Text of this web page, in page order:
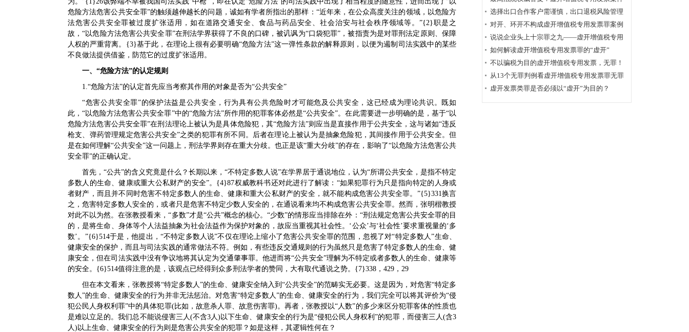
危险方法危害公共安全罪”的触须越伸越长的问题，诚如有学者所指出的那样：“近年来，在公众高度关注的领域，以危险方
法危害公共安全罪被过度扩张适用，如在道路交通安全、食品与药品安全、社会治安与社会秩序领域等。”{2}职是之
故，“以危险方法危害公共安全罪”在刑法学界获得了不良的口碑，被讥讽为“口袋犯罪”，被指责为是对罪刑法定原则、保障
人权的严重背离。{3}基于此，在理论上很有必要明确“危险方法”这一弹性条款的解释原则，以便为遏制司法实践中的某些
不良做法提供借鉴，防范它的过度扩张适用。
一、“危险方法”的认定规则
1.“危险方法”的认定首先应当考察其作用的对象是否为“公共安全”
“危害公共安全罪”的保护法益是公共安全，行为具有公共危险时才可能危及公共安全，这已经成为理论共识。既如
此，“以危险方法危害公共安全罪”中的“危险方法”所作用的犯罪客体必然是“公共安全”。在此需要进一步明确的是，基于“以
危险方法危害公共安全罪”在刑法理论上被认为是具体危险犯，其“危险方法”则应当是直接作用于公共安全，这与诸如“违反
枪支、弹药管理规定危害公共安全”之类的犯罪有所不同。后者在理论上被认为是抽象危险犯，其间接作用于公共安全。但
是在如何理解“公共安全”这一问题上，刑法学界则存在重大分歧。也正是该“重大分歧”的存在，影响了“以危险方法危害公共
安全罪”的正确认定。
首先，“公共”的含义究竟是什么？长期以来，“不特定多数人说”在学界居于通说地位，认为“所谓公共安全，是指不特定
多数人的生命、健康或重大公私财产的安全”。{4}87权威教科书还对此进行了解读：“如果犯罪行为只是指向特定的人身或
者财产，而且并不同时危害不特定多数人的生命、健康和重大公私财产的安全，就不能构成危害公共安全罪。”{5}331换言
之，危害特定多数人安全的，或者只是危害不特定少数人安全的，在通说看来均不构成危害公共安全罪。然而，张明楷教授
对此不以为然。在张教授看来，“多数”才是“公共”概念的核心。“少数”的情形应当排除在外：“刑法规定危害公共安全罪的目
的，是将生命、身体等个人法益抽象为社会法益作为保护对象的，故应当重视其社会性。‘公众’与‘社会性’要求重视量的‘多
数’。”{6}514于是，他提出，“不特定多数人说”不仅在理论上缩小了危害公共安全罪的范围，忽视了对“特定多数人”生命、
健康安全的保护，而且与司法实践的通常做法不符。例如，有些违反交通规则的行为虽然只是危害了特定多数人的生命、健
康安全，但在司法实践中没有争议地将其认定为交通肇事罪。他进而将“公共安全”理解为不特定或者多数人的生命、健康等
的安全。{6}514值得注意的是，该观点已经得到众多刑法学者的赞同，大有取代通说之势。{7}338，429，29
但在本文看来，张教授将“特定多数人”的生命、健康安全纳入到“公共安全”的范畴实无必要。这是因为，对危害“特定多
数人”的生命、健康安全的行为并非无法惩治。对危害“特定多数人”的生命、健康安全的行为，我们完全可以将其评价为“侵
犯公民人身权利罪”中的具体犯罪(比如，故意杀人罪、故意伤害罪)。再者，张教授以“人数”的多少来区分犯罪客体的性质也
是难以立足的。我们总不能说侵害三人(不含3人)以下生命、健康安全的行为是“侵犯公民人身权利”的犯罪，而侵害三人(含3
人)以上生命、健康安全的行为则是危害公共安全的犯罪？如是这样，其逻辑性何在？
的数额标准确定
选择出口合作客户需谨慎，出口退税风险管理
需跟上
对开、环开不构成虚开增值税专用发票罪案例
裁判要旨
说说企业头上十宗罪之九——虚开增值税专用
发票罪
如何解读虚开增值税专用发票罪的“虚开”
不以骗税为目的虚开增值税专用发票，无罪！
从13个无罪判例看虚开增值税专用发票罪无罪
裁判要旨及无罪辩点
虚开发票类罪是否必须以“虚开”为目的？